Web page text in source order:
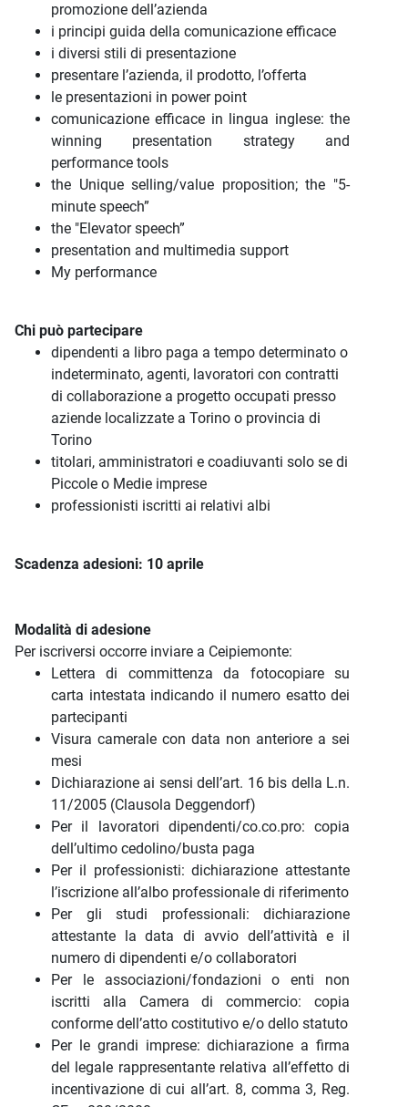
promozione dell’azienda
i principi guida della comunicazione efficace
i diversi stili di presentazione
presentare l’azienda, il prodotto, l’offerta
le presentazioni in power point
comunicazione efficace in lingua inglese: the
winning presentation strategy and
performance tools
the Unique selling/value proposition; the "5-
minute speech”
the "Elevator speech”
presentation and multimedia support
My performance
Chi può partecipare
dipendenti a libro paga a tempo determinato o
indeterminato, agenti, lavoratori con contratti
di collaborazione a progetto occupati presso
aziende localizzate a Torino o provincia di
Torino
titolari, amministratori e coadiuvanti solo se di
Piccole o Medie imprese
professionisti iscritti ai relativi albi
Scadenza adesioni: 10 aprile
Modalità di adesione
Per iscriversi occorre inviare a Ceipiemonte:
Lettera di committenza da fotocopiare su
carta intestata indicando il numero esatto dei
partecipanti
Visura camerale con data non anteriore a sei
mesi
Dichiarazione ai sensi dell’art. 16 bis della L.n.
11/2005 (Clausola Deggendorf)
Per il lavoratori dipendenti/co.co.pro: copia
dell’ultimo cedolino/busta paga
Per il professionisti: dichiarazione attestante
l’iscrizione all’albo professionale di riferimento
Per gli studi professionali: dichiarazione
attestante la data di avvio dell’attività e il
numero di dipendenti e/o collaboratori
Per le associazioni/fondazioni o enti non
iscritti alla Camera di commercio: copia
conforme dell’atto costitutivo e/o dello statuto
Per le grandi imprese: dichiarazione a firma
del legale rappresentante relativa all’effetto di
incentivazione di cui all’art. 8, comma 3, Reg.